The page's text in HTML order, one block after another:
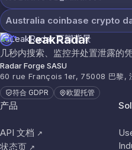
Australia coinbase crypto
LeakRadar
几秒内搜索、监控并处置泄露的凭
Radar Forge SASU
60 rue François 1er, 75008 巴黎,
符合 GDPR 欧盟托管
产品
API 文档 ↗
状态页 ↗